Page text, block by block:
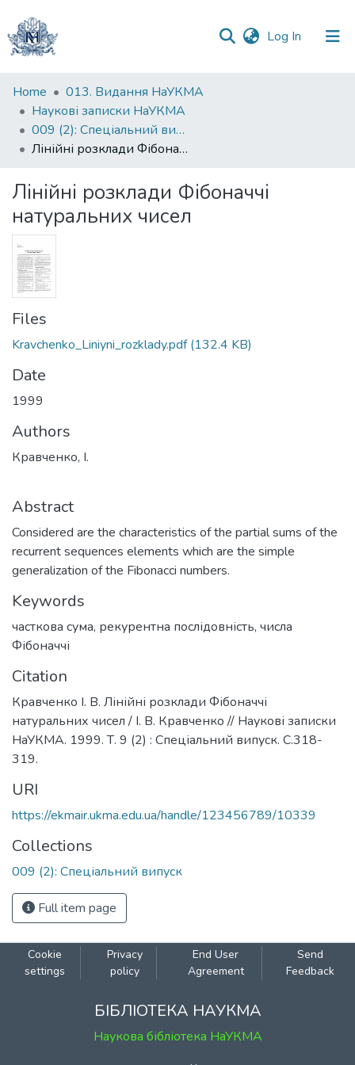
Log In (current)
Communities
&
Collections
All of DSpace
Statistics
Home
013. Видання НаУКМА
Наукові записки НаУКМА
009 (2): Спеціальний випуск
Лінійні розклади Фібоначчі натуральних чисел
Лінійні розклади Фібоначчі
натуральних чисел
Files
Kravchenko_Liniyni_rozklady.pdf(132.4 KB)
Date
1999
Authors
Кравченко, І.
Abstract
Considered are the characteristics of the partial sums of the
recurrent sequences elements which are the simple
generalization of the Fibonacci numbers.
Keywords
часткова сума, рекурентна послідовність, числа
Фібоначчі
Citation
Кравченко І. В. Лінійні розклади Фібоначчі
натуральних чисел / І. В. Кравченко // Наукові записки
НаУКМА. 1999. Т. 9 (2) : Спеціальний випуск. С.318-
319.
URI
https://ekmair.ukma.edu.ua/handle/123456789/10339
Collections
009 (2): Спеціальний випуск
Full item page
Cookie
settings
Privacy
policy
End User
Agreement
Send
Feedback
БІБЛІОТЕКА НАУКМА
Наукова бібліотека НаУКМА